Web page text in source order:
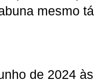
mesmo
de 2024